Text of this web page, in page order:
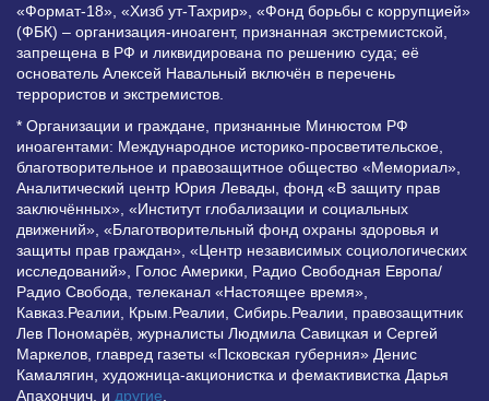
«Формат-18», «Хизб ут-Тахрир», «Фонд борьбы с коррупцией»
(ФБК) – организация-иноагент, признанная экстремистской,
запрещена в РФ и ликвидирована по решению суда; её
основатель Алексей Навальный включён в перечень
террористов и экстремистов.
* Организации и граждане, признанные Минюстом РФ
иноагентами: Международное историко-просветительское,
благотворительное и правозащитное общество «Мемориал»,
Аналитический центр Юрия Левады, фонд «В защиту прав
заключённых», «Институт глобализации и социальных
движений», «Благотворительный фонд охраны здоровья и
защиты прав граждан», «Центр независимых социологических
исследований», Голос Америки, Радио Свободная Европа/
Радио Свобода, телеканал «Настоящее время»,
Кавказ.Реалии, Крым.Реалии, Сибирь.Реалии, правозащитник
Лев Пономарёв, журналисты Людмила Савицкая и Сергей
Маркелов, главред газеты «Псковская губерния» Денис
Камалягин, художница-акционистка и фемактивистка Дарья
Апахончич. и другие